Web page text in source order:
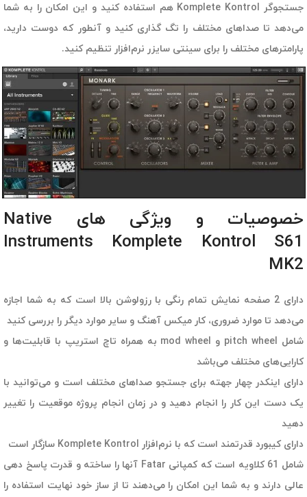
جستجوگر Komplete Kontrol هم استفاده کنید و این امکان را به شما
می‌دهد تا صداهای مختلف را تگ گذاری کنید و آنطور که دوست دارید،
پارامترهای مختلف را برای سینتی سایزر نرم‌افزار تنظیم کنید.
خصوصیات و ویژگی های Native
Instruments Komplete Kontrol S61
MK2
دارای 2 صفحه نمایش تمام رنگی با رزولوشن بالا است که به شما اجازه
می‌دهد تا موارد ضروری، کار میکس آهنگ و سایر موارد دیگر را بررسی کنید
شامل pitch wheel و mod wheel به همراه تاچ استریپ با قابلیت‌ها و
کارایی‌های مختلف می‌باشد
دارای اینکدر چهار جهته برای جستجو صداهای مختلف است و می‌توانید با
یک دست این کار را انجام دهید و در زمان انجام پروژه موقعیت را تغییر
دهید
دارای کیبورد قدرتمند است که با نرم‌افزار Komplete Kontrol سازگار است
شامل 61 کلاویه است که کمپانی Fatar آنها را ساخته و قدرت پاسخ دهی
عالی دارند و به شما این امکان را می‌دهند تا از ساز خود نهایت استفاده را